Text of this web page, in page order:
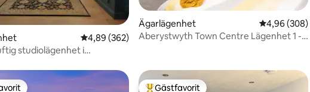
betyg, 180 omdömen4,89 av 5 i genomsnittligt betyg, 362 omdömen
4,89 (362)
studiolägenhet i
Ägarlägenhet 4,96 av 5 i
4,96 (308)
Aberystwyth Town Centre Lägenhet 1 -
Gästfavorit